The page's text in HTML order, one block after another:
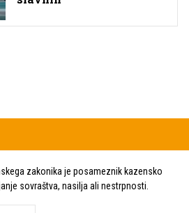
zakonika je posameznik kazensko
sovraštva, nasilja ali nestrpnosti.